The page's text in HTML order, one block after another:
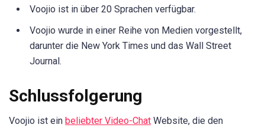
Voojio ist in über 20 Sprachen verfügbar.
Voojio wurde in einer Reihe von Medien vorgestellt,
darunter die New York Times und das Wall Street
Journal.
Schlussfolgerung
Voojio ist ein beliebter Video-Chat Website, die den